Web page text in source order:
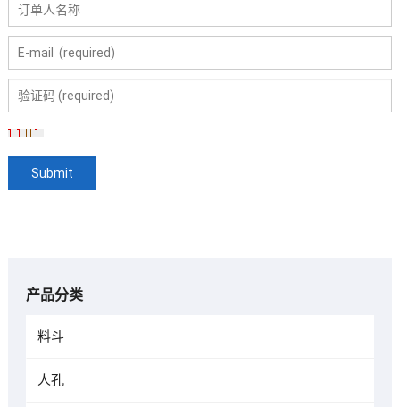
产品分类
料斗
人孔